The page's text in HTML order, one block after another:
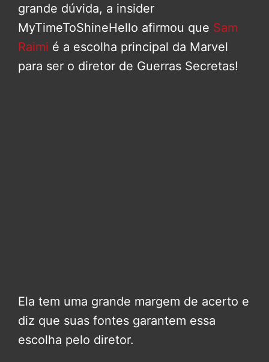
grande dúvida, a insider
MyTimeToShineHello afirmou que Sam
Raimi é a escolha principal da Marvel
para ser o diretor de Guerras Secretas!
Ela tem uma grande margem de acerto e
diz que suas fontes garantem essa
escolha pelo diretor.